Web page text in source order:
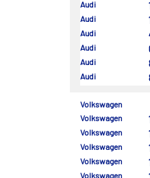
Audi
Audi
Audi
Audi
Audi
Audi
Volkswagen
Volkswagen
Volkswagen
Volkswagen
Volkswagen
Volkswagen